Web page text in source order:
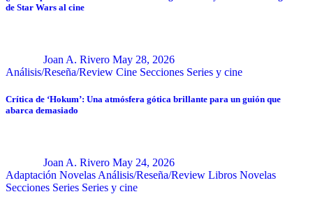
de Star Wars al cine
Joan A. Rivero May 28, 2026
Análisis/Reseña/Review Cine Secciones Series y cine
Crítica de ‘Hokum’: Una atmósfera gótica brillante para un guión que
abarca demasiado
Joan A. Rivero May 24, 2026
Adaptación Novelas Análisis/Reseña/Review Libros Novelas
Secciones Series Series y cine